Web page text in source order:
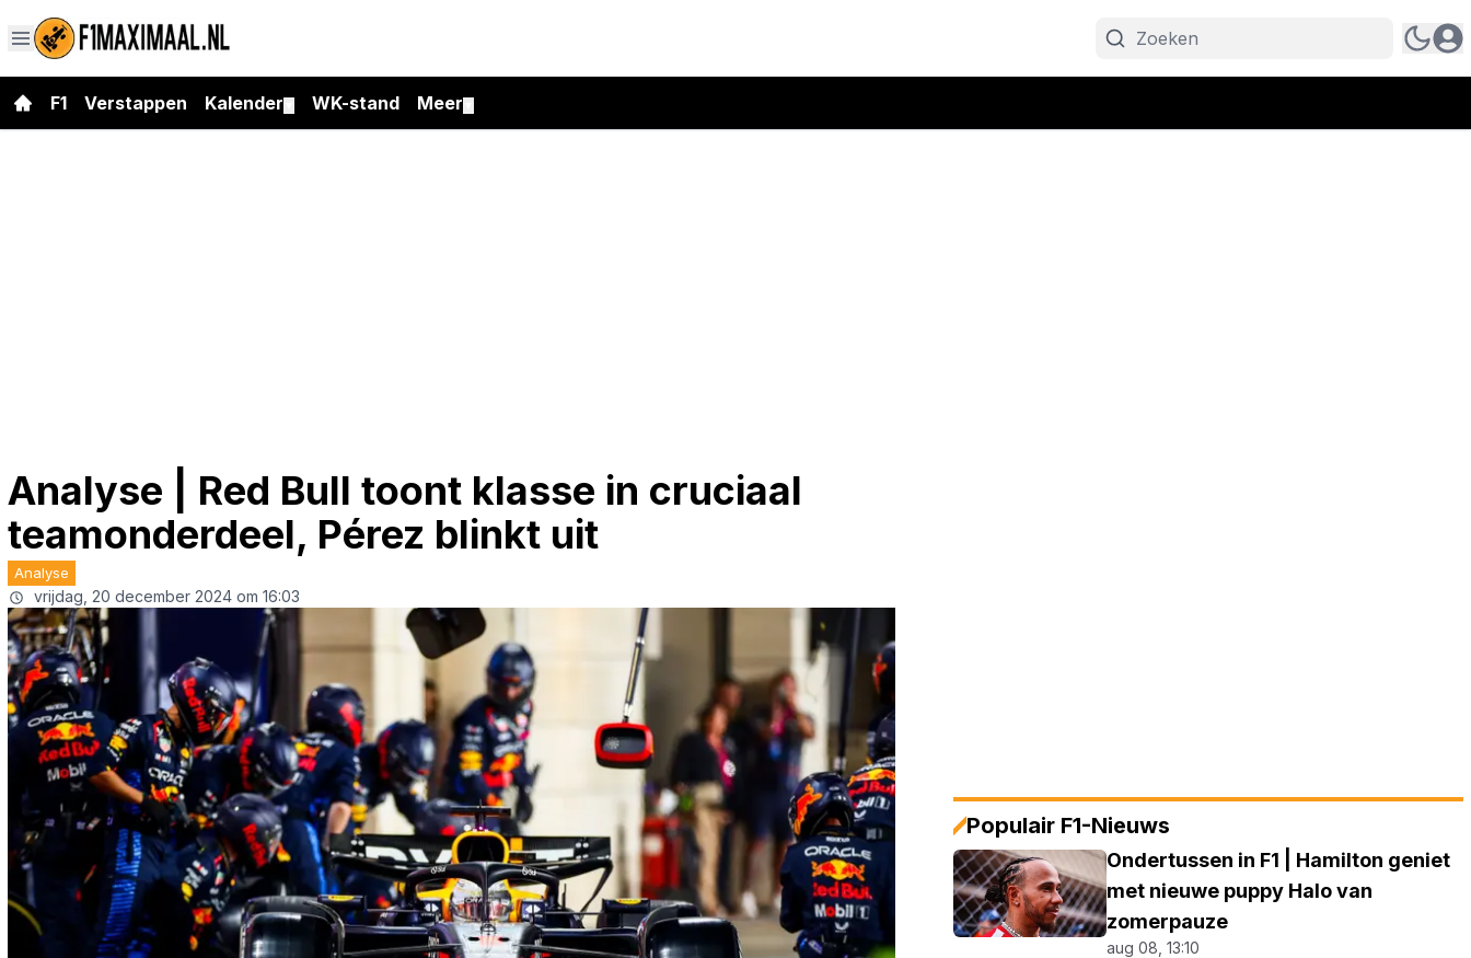
F1 Verstappen Kalender WK-stand Meer
Analyse | Red Bull toont klasse in cruciaal
teamonderdeel, Pérez blinkt uit
Analyse
vrijdag, 20 december 2024 om 16:03
Populair F1-Nieuws
Ondertussen in F1 | Hamilton geniet
met nieuwe puppy Halo van
zomerpauze
aug 08, 13:10